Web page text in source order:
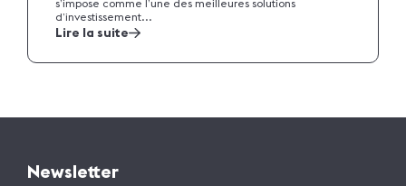
s’impose comme l’une des meilleures solutions
d’investissement...
Lire la suite
Newsletter